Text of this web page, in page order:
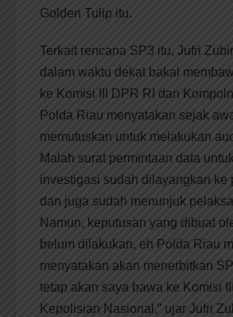
Golden Tulip itu.
Terkait rencana SP3 itu, Jufri
dalam waktu dekat bakal
ke Komisi III DPR RI dan
Polda Riau menyatakan sejak
memutuskan untuk melakukan
Malah surat permintaan data
investigasi sudah dilayangkan ke
dan juga sudah menunjuk
Namun, keputusan yang dibuat
belum dilakukan, eh Polda Riau
menyatakan akan menerbitkan
tetap akan saya bawa ke Komisi
Kepolisian Nasional,” ujar Jufri